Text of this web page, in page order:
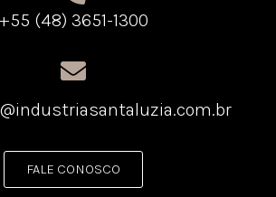
+55 (48) 3651-1300
FALE CONOSCO